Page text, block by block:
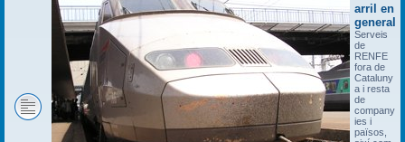
arril en
general
Serveis
de
RENFE
fora de
Cataluny
a i resta
de
company
ies i
països,